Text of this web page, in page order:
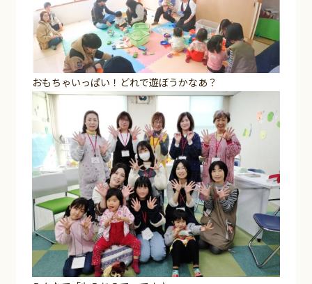
おもちゃいっぱい！どれで遊ぼうかなあ？